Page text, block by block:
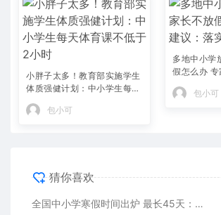
小胖子太多！教育部实施学生
体质强健计划：中小学生每天
体育课不低于2小时
包小可
多地中小学
假怎么办 专
休假制度
包小可
猜你喜欢
全国中小学寒假时间出炉 最长45天：家长吵翻了 放假太长耽误孩子学习吗